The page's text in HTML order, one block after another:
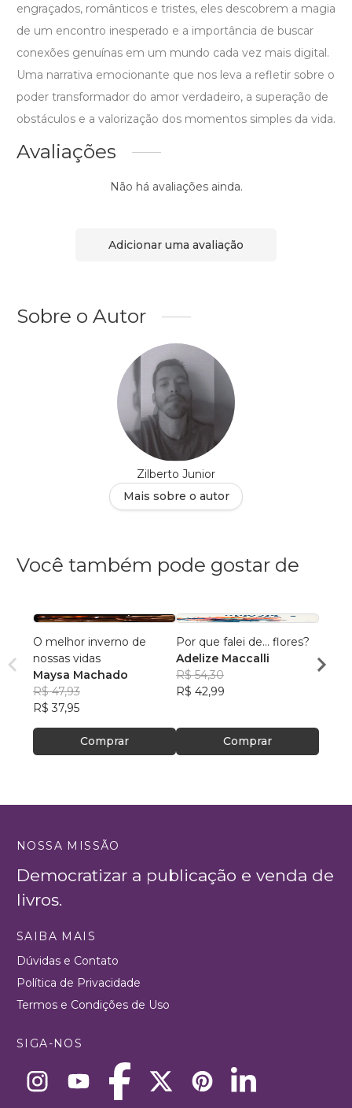
engraçados, românticos e tristes, eles descobrem a magia
de um encontro inesperado e a importância de buscar
conexões genuínas em um mundo cada vez mais digital.
Uma narrativa emocionante que nos leva a refletir sobre o
poder transformador do amor verdadeiro, a superação de
obstáculos e a valorização dos momentos simples da vida.
Avaliações
Não há avaliações ainda.
Adicionar uma avaliação
Sobre o Autor
Zilberto Junior
Mais sobre o autor
Você também pode gostar de
O melhor inverno de
nossas vidas
Maysa Machado
R$ 47,93
R$ 37,95
Comprar
Por que falei de... flores?
Adelize Maccalli
R$ 54,30
R$ 42,99
Comprar
Nilva
R$
NOSSA MISSÃO
Democratizar a publicação e venda de
livros.
SAIBA MAIS
Dúvidas e Contato
Política de Privacidade
Termos e Condições de Uso
SIGA-NOS